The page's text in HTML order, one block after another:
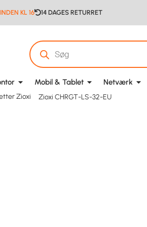
KL 16 14 DAGES RETURRET
Mobil & Tablet Netværk
Zioxi Zioxi CHRGT-LS-32-EU